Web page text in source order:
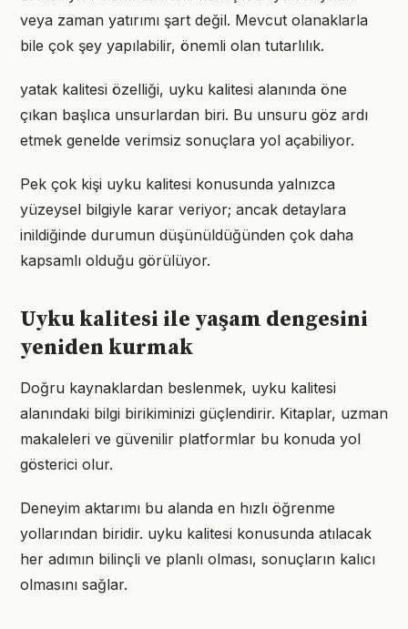
veya zaman yatırımı şart değil. Mevcut olanaklarla
bile çok şey yapılabilir, önemli olan tutarlılık.
yatak kalitesi özelliği, uyku kalitesi alanında öne
çıkan başlıca unsurlardan biri. Bu unsuru göz ardı
etmek genelde verimsiz sonuçlara yol açabiliyor.
Pek çok kişi uyku kalitesi konusunda yalnızca
yüzeysel bilgiyle karar veriyor; ancak detaylara
inildiğinde durumun düşünüldüğünden çok daha
kapsamlı olduğu görülüyor.
Uyku kalitesi ile yaşam dengesini
yeniden kurmak
Doğru kaynaklardan beslenmek, uyku kalitesi
alanındaki bilgi birikiminizi güçlendirir. Kitaplar, uzman
makaleleri ve güvenilir platformlar bu konuda yol
gösterici olur.
Deneyim aktarımı bu alanda en hızlı öğrenme
yollarından biridir. uyku kalitesi konusunda atılacak
her adımın bilinçli ve planlı olması, sonuçların kalıcı
olmasını sağlar.